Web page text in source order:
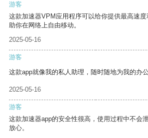
游客
这款加速器VPM应用程序可以给你提供最高速
助你在网络上自由移动。
2025-05-16
游客
这款app就像我的私人助理，随时随地为我的办公
2025-05-16
游客
这款加速器app的安全性很高，使用过程中不会
放心。